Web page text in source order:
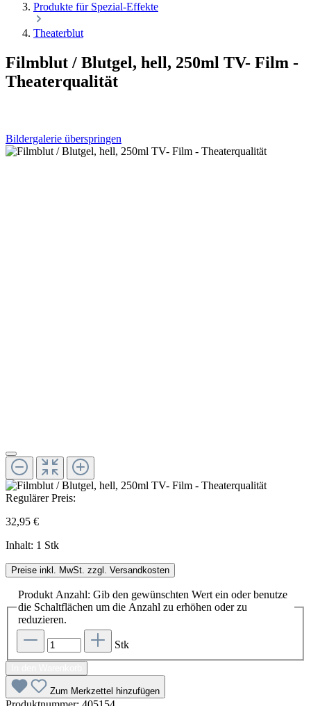
Produkte für Spezial-Effekte
Theaterblut
Filmblut / Blutgel, hell, 250ml TV- Film -
Theaterqualität
Bildergalerie überspringen
Regulärer Preis:
32,95 €
Inhalt: 1 Stk
Preise inkl. MwSt. zzgl. Versandkosten
Produkt Anzahl: Gib den gewünschten Wert ein oder benutze
die Schaltflächen um die Anzahl zu erhöhen oder zu
reduzieren.
Stk
Zum Merkzettel hinzufügen